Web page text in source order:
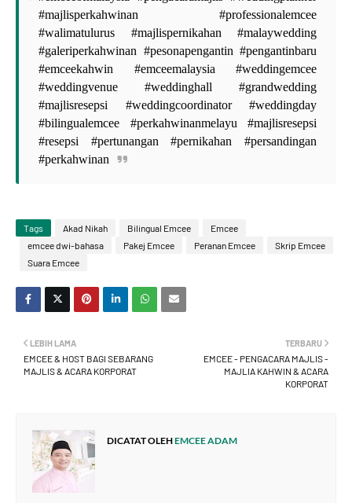
#majlisperkahwinan #professionalemcee
#walimatulurus #majlispernikahan #malaywedding
#galeriperkahwinan #pesonapengantin #pengantinbaru
#emceekahwin #emceemalaysia #weddingemcee
#weddingvenue #weddinghall #grandwedding
#majlisresepsi #weddingcoordinator #weddingday
#bilingualemcee #perkahwinanmelayu #majlisresepsi
#resepsi #pertunangan #pernikahan #persandingan
#perkahwinan
Tags Akad Nikah Bilingual Emcee
Emcee
emcee dwi-bahasa
Pakej Emcee Peranan Emcee
Skrip Emcee
Suara Emcee
TERBARU
EMCEE - PENGACARA MAJLIS -
MAJLIA KAHWIN & ACARA
KORPORAT
LEBIH LAMA
EMCEE & HOST BAGI SEBARANG
MAJLIS & ACARA KORPORAT
DICATAT OLEHEMCEE ADAM